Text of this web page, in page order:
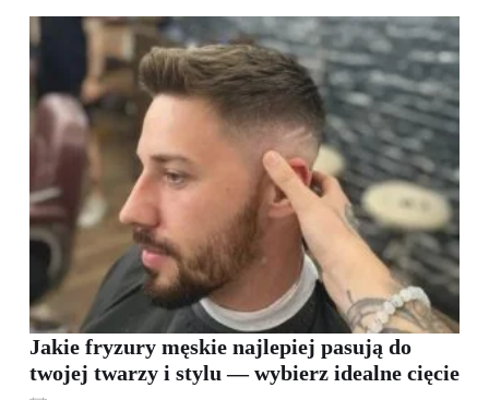
Jakie fryzury męskie najlepiej pasują do
twojej twarzy i stylu — wybierz idealne cięcie